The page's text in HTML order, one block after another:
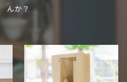
んか？